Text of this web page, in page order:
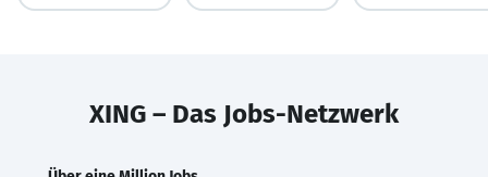
XING – Das Jobs-Netzwerk